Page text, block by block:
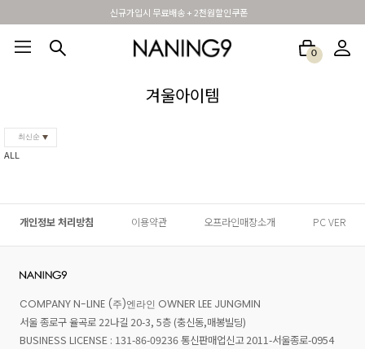
신규가입시 무료배송 + 2천원할인쿠폰
0
베스트재진행 썸머여행룩
겨울아이템
최신순
ALL
개인정보 처리방침 이용약관 오프라인매장소개 PC VER
COMPANY N-LINE (주)엔라인 OWNER LEE JUNGMIN
서울 종로구 율곡로 22나길 20-3, 5층 (충신동,매봉빌딩)
BUSINESS LICENSE : 131-86-09236 통신판매업신고 2011-서울종로-0954